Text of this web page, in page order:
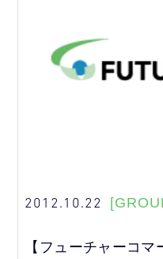
2012.10.22
【フューチャーコ